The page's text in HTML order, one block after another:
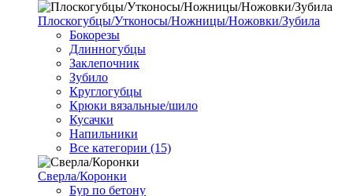
Плоскогубцы/Утконосы/Ножницы/Ножовки/Зубила
Бокорезы
Длинногубцы
Заклепочник
Зубило
Круглогубцы
Крюки вязальные/шило
Кусачки
Напильники
Все категории (15)
Сверла/Коронки
Бур по бетону